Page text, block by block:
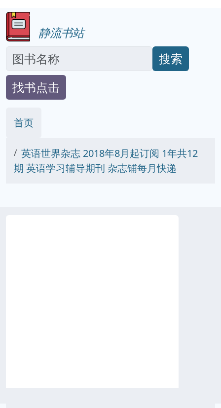
静流书站
搜索
找书点击
首页
英语世界杂志 2018年8月起订阅 1年共12
期 英语学习辅导期刊 杂志铺每月快递